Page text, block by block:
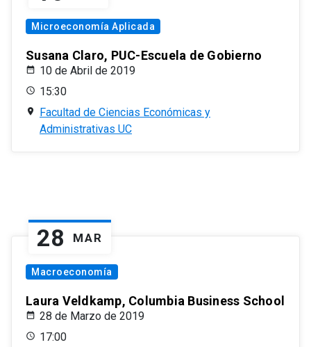
Microeconomía Aplicada
Susana Claro, PUC-Escuela de Gobierno
10 de Abril de 2019
15:30
Facultad de Ciencias Económicas y
Administrativas UC
28 MAR
Macroeconomía
Laura Veldkamp, Columbia Business School
28 de Marzo de 2019
17:00